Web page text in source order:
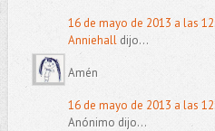
16 de mayo de 2013 a las
Anniehalldijo...
Amén
16 de mayo de 2013 a las
Anónimo dijo...